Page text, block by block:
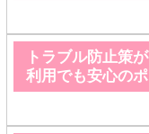
トラブル防止策
利用でも安心の